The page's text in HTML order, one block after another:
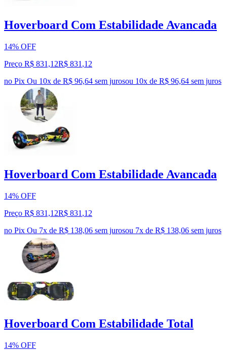
Hoverboard Com Estabilidade Avancada
14% OFF
Preço R$ 831,12R$ 831 ,12
no Pix Ou 10x de R$ 96,64 sem jurosou 10x de R$ 96,64 sem juros
Hoverboard Com Estabilidade Avancada
14% OFF
Preço R$ 831,12R$ 831 ,12
no Pix Ou 7x de R$ 138,06 sem jurosou 7x de R$ 138,06 sem juros
Hoverboard Com Estabilidade Total
14% OFF